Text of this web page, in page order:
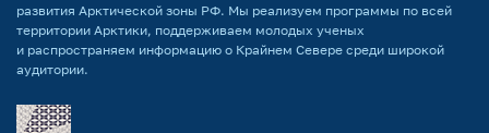
развития Арктической зоны РФ. Мы реализуем программы по всей
территории Арктики, поддерживаем молодых ученых
и распространяем информацию о Крайнем Севере среди широкой
аудитории.